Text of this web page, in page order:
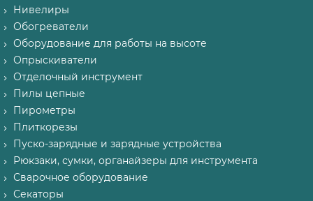
Нивелиры
Обогреватели
Оборудование для работы на высоте
Опрыскиватели
Отделочный инструмент
Пилы цепные
Пирометры
Плиткорезы
Пуско-зарядные и зарядные устройства
Рюкзаки, сумки, органайзеры для инструмента
Сварочное оборудование
Секаторы